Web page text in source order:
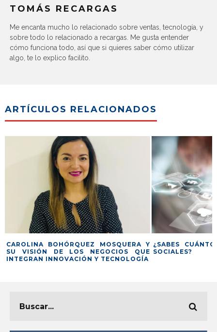
TOMÁS RECARGAS
Me encanta mucho lo relacionado sobre ventas, tecnología, y
sobre todo lo relacionado a recargas. Me gusta entender
cómo funciona todo, así que si quieres saber cómo utilizar
algo, te lo explico facilito.
ARTÍCULOS RELACIONADOS
CAROLINA BOHÓRQUEZ MOSQUERA Y
SU VISIÓN DE LOS NEGOCIOS QUE
INTEGRAN INNOVACIÓN Y TECNOLOGÍA
¿SABES
SOCIALES?